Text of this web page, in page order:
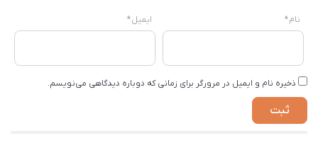
نام* ایمیل*
ذخیره نام و ایمیل در مرورگر برای زمانی که دوباره دیدگاهی می‌نویسم.